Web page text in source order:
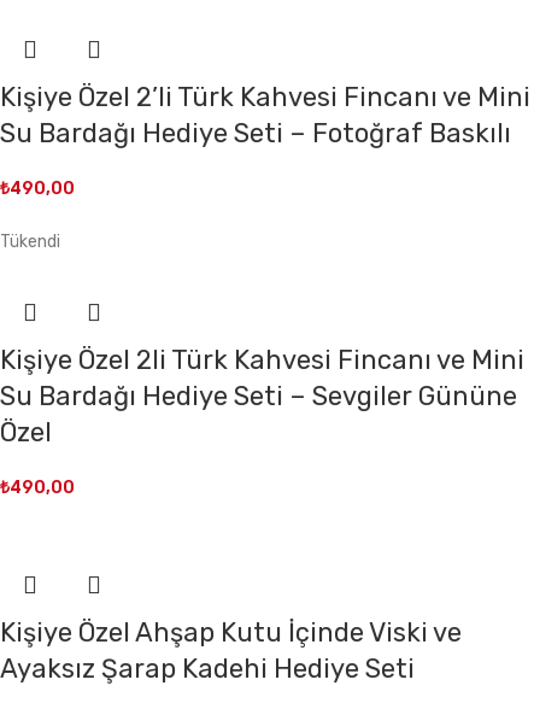
Kişiye Özel 2’li Türk Kahvesi Fincanı ve Mini
Su Bardağı Hediye Seti – Fotoğraf Baskılı
₺490,00
Tükendi
Kişiye Özel 2li Türk Kahvesi Fincanı ve Mini
Su Bardağı Hediye Seti – Sevgiler Gününe
Özel
₺490,00
Kişiye Özel Ahşap Kutu İçinde Viski ve
Ayaksız Şarap Kadehi Hediye Seti